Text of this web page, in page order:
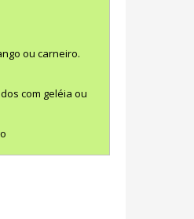
ou carneiro.
com geléia ou